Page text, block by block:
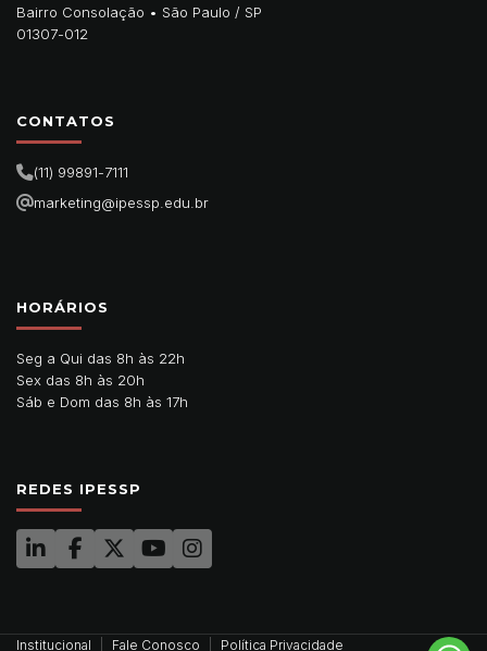
Bairro Consolação • São Paulo / SP
01307-012
CONTATOS
(11) 99891-7111
marketing@ipessp.edu.br
HORÁRIOS
Seg a Qui das 8h às 22h
Sex das 8h às 20h
Sáb e Dom das 8h às 17h
REDES IPESSP
Institucional Fale Conosco Política Privacidade